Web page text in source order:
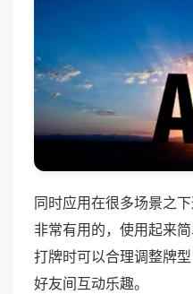
同时应用在很多场景之
非常有用的，使用起来
打牌时可以合理调整牌
好友间互动乐趣。